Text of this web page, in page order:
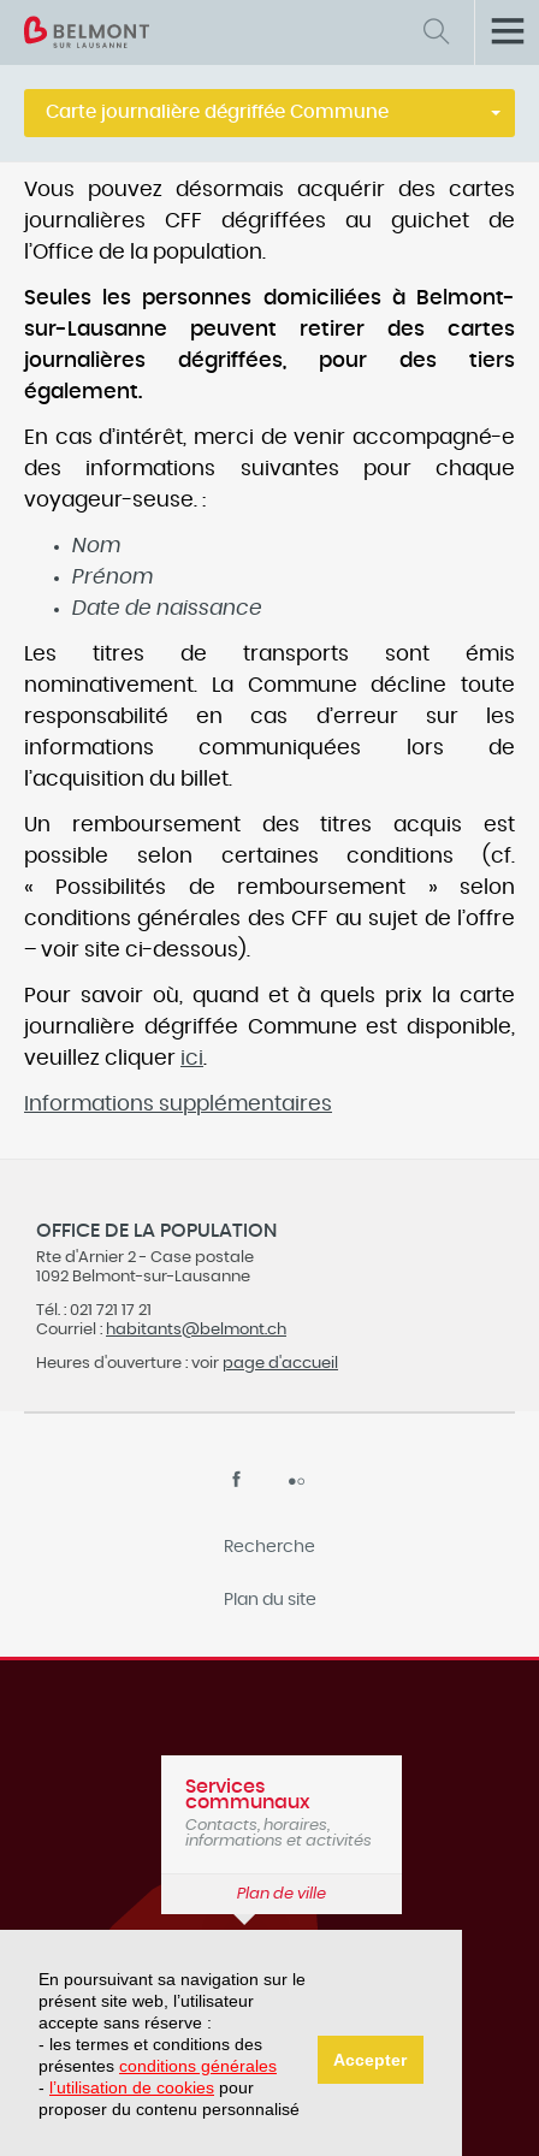
En poursuivant sa navigation sur le
présent site web, l’utilisateur
accepte sans réserve :
- les termes et conditions des
présentes conditions générales
- l’utilisation de cookies pour
proposer du contenu personnalisé
Accepter
Retour Transports et mobilité
Stationnement
vaudloisirs.ch
Carte journalière dégriffée Commune
Vous pouvez désormais acquérir des cartes
journalières CFF dégriffées au guichet de
l’Office de la population.
Seules les personnes domiciliées à Belmont-
sur-Lausanne peuvent retirer des cartes
journalières dégriffées, pour des tiers
également.
En cas d’intérêt, merci de venir accompagné-e
des informations suivantes pour chaque
voyageur-seuse. :
Nom
Prénom
Date de naissance
Les titres de transports sont émis
nominativement. La Commune décline toute
responsabilité en cas d’erreur sur les
informations communiquées lors de
l’acquisition du billet.
Un remboursement des titres acquis est
possible selon certaines conditions (cf.
« Possibilités de remboursement » selon
conditions générales des CFF au sujet de l’offre
– voir site ci-dessous).
Pour savoir où, quand et à quels prix la carte
journalière dégriffée Commune est disponible,
veuillez cliquer ici
Informations supplémentaires
OFFICE DE LA POPULATION
Rte d'Arnier 2 - Case postale
1092 Belmont-sur-Lausanne
Tél. : 021 721 17 21
Courriel : habitants@belmont.ch
Heures d'ouverture : voir page d'accueil
Recherche
Plan du site
Services
communaux
Contacts, horaires,
informations et activités
Plan de ville
Genève